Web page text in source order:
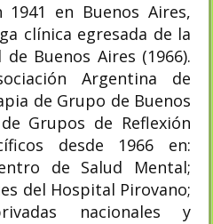
1941 en Buenos Aires,
clínica egresada de la
Buenos Aires (1966).
Argentina de
de Grupo de Buenos
Grupos de Reflexión
desde 1966 en:
de Salud Mental;
del Hospital Pirovano;
nacionales y